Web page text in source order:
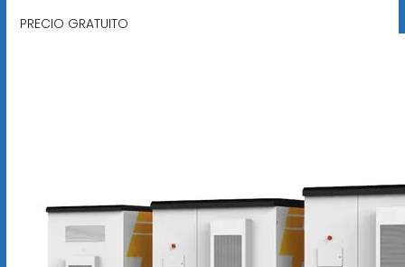
PRECIO GRATUITO